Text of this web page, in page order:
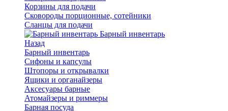
Корзины для подачи
Сковороды порционные, сотейники
Сланцы для подачи
Барный инвентарь
Назад
Барный инвентарь
Сифоны и капсулы
Штопоры и открывалки
Ящики и органайзеры
Аксесуары барные
Атомайзеры и риммеры
Барная посуда